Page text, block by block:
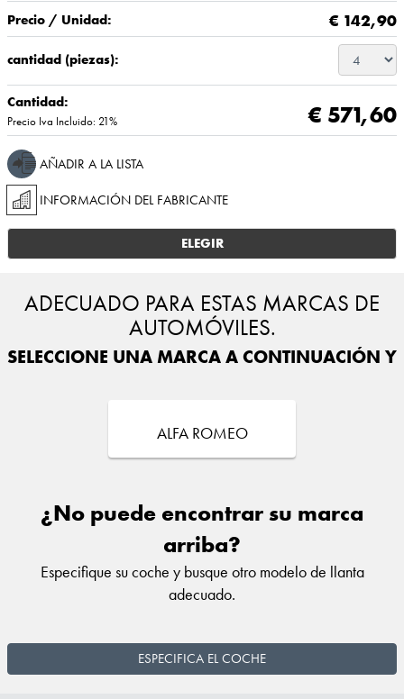
Precio / Unidad: € 142,90
cantidad (piezas):
Cantidad:
Precio Iva Incluido: 21% € 571,60
AÑADIR A LA LISTA
INFORMACIÓN DEL FABRICANTE
ELEGIR
ADECUADO PARA ESTAS MARCAS DE
AUTOMÓVILES.
SELECCIONE UNA MARCA A CONTINUACIÓN Y
ALFA ROMEO
¿No puede encontrar su marca
arriba?
Especifique su coche y busque otro modelo de llanta
adecuado.
ESPECIFICA EL COCHE